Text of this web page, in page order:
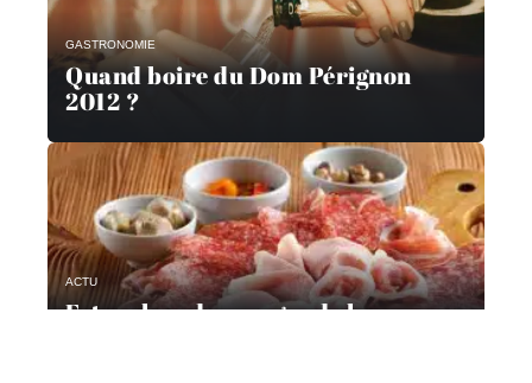
GASTRONOMIE
Quand boire du Dom Pérignon
2012 ?
ACTU
Est-ce bon de manger de la